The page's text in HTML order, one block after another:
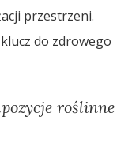
przestrzeni.
do zdrowego
roślinne